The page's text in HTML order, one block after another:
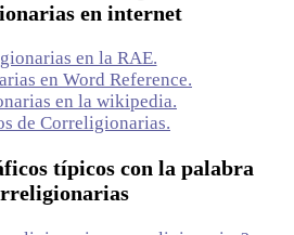
en internet
en la RAE.
en Word Reference.
en la wikipedia.
de Correligionarias.
típicos con la palabra